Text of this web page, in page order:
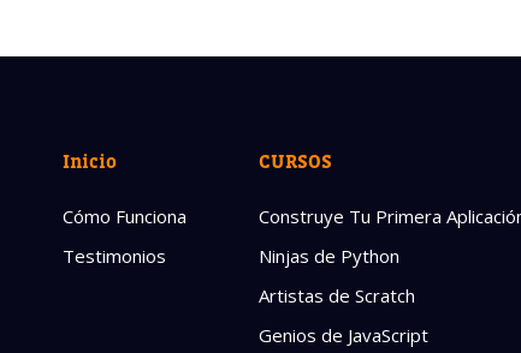
Inicio
Cómo Funciona
Testimonios
CURSOS
Construye Tu Primera
Ninjas de Python
Artistas de Scratch
Genios de JavaScript